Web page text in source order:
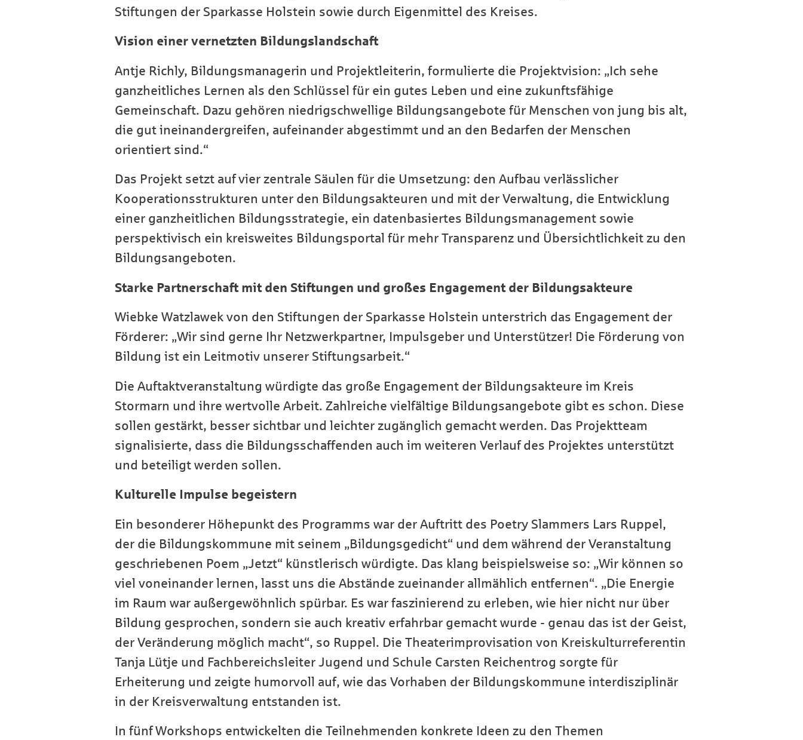
Stiftungen der Sparkasse Holstein sowie durch Eigenmittel des Kreises.
Vision einer vernetzten Bildungslandschaft
Antje Richly, Bildungsmanagerin und Projektleiterin, formulierte die Projektvision: „Ich sehe
ganzheitliches Lernen als den Schlüssel für ein gutes Leben und eine zukunftsfähige
Gemeinschaft. Dazu gehören niedrigschwellige Bildungsangebote für Menschen von jung bis alt,
die gut ineinandergreifen, aufeinander abgestimmt und an den Bedarfen der Menschen
orientiert sind.“
Das Projekt setzt auf vier zentrale Säulen für die Umsetzung: den Aufbau verlässlicher
Kooperationsstrukturen unter den Bildungsakteuren und mit der Verwaltung, die Entwicklung
einer ganzheitlichen Bildungsstrategie, ein datenbasiertes Bildungsmanagement sowie
perspektivisch ein kreisweites Bildungsportal für mehr Transparenz und Übersichtlichkeit zu den
Bildungsangeboten.
Starke Partnerschaft mit den Stiftungen und großes Engagement der Bildungsakteure
Wiebke Watzlawek von den Stiftungen der Sparkasse Holstein unterstrich das Engagement der
Förderer: „Wir sind gerne Ihr Netzwerkpartner, Impulsgeber und Unterstützer! Die Förderung von
Bildung ist ein Leitmotiv unserer Stiftungsarbeit.“
Die Auftaktveranstaltung würdigte das große Engagement der Bildungsakteure im Kreis
Stormarn und ihre wertvolle Arbeit. Zahlreiche vielfältige Bildungsangebote gibt es schon. Diese
sollen gestärkt, besser sichtbar und leichter zugänglich gemacht werden. Das Projektteam
signalisierte, dass die Bildungsschaffenden auch im weiteren Verlauf des Projektes unterstützt
und beteiligt werden sollen.
Kulturelle Impulse begeistern
Ein besonderer Höhepunkt des Programms war der Auftritt des Poetry Slammers Lars Ruppel,
der die Bildungskommune mit seinem „Bildungsgedicht“ und dem während der Veranstaltung
geschriebenen Poem „Jetzt“ künstlerisch würdigte. Das klang beispielsweise so: „Wir können so
viel voneinander lernen, lasst uns die Abstände zueinander allmählich entfernen“. „Die Energie
im Raum war außergewöhnlich spürbar. Es war faszinierend zu erleben, wie hier nicht nur über
Bildung gesprochen, sondern sie auch kreativ erfahrbar gemacht wurde - genau das ist der Geist,
der Veränderung möglich macht“, so Ruppel. Die Theaterimprovisation von Kreiskulturreferentin
Tanja Lütje und Fachbereichsleiter Jugend und Schule Carsten Reichentrog sorgte für
Erheiterung und zeigte humorvoll auf, wie das Vorhaben der Bildungskommune interdisziplinär
in der Kreisverwaltung entstanden ist.
In fünf Workshops entwickelten die Teilnehmenden konkrete Ideen zu den Themen